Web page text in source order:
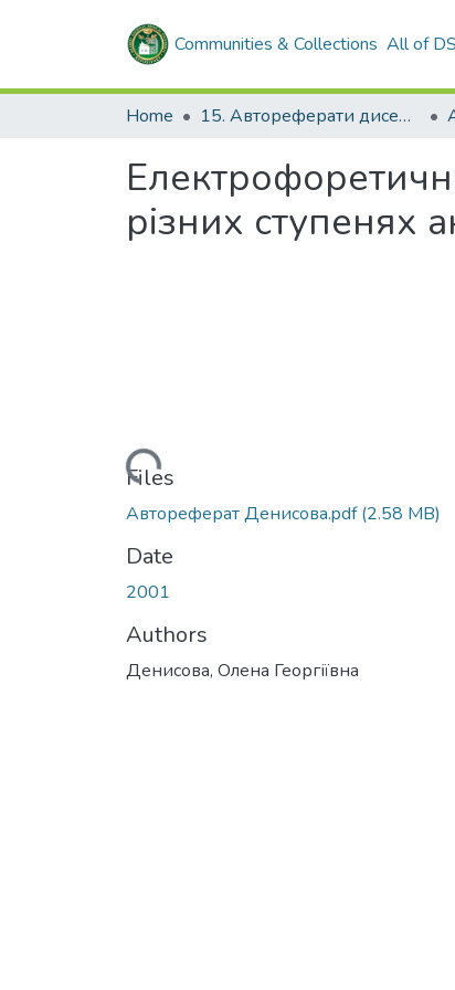
Communities & Collections All of
Home 15. Автореферати дисертацій
різних ступенях
Loading...
Files
Автореферат Денисова.pdf(2.58 MB)
Date
2001
Authors
Денисова, Олена Георгіївна